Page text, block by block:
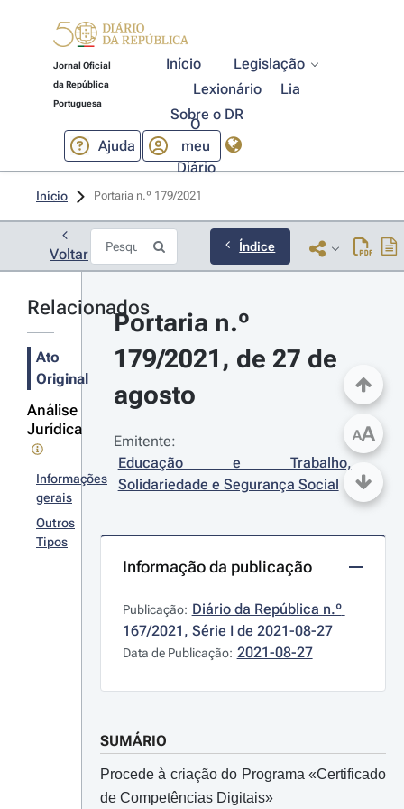
Jornal Oficial
da República
Portuguesa
Início
Legislação
Lexionário
Lia
Sobre o DR
Ajuda
O
meu
Diário
Início Portaria n.º 179/2021
Voltar Índice
Relacionados
Ato
Original
Análise
Jurídica
Informações
gerais
Outros
Tipos
Portaria n.º
179/2021, de 27 de
agosto
Emitente:
Educação e Trabalho,
Solidariedade e Segurança Social
Informação da publicação
Publicação: Diário da República n.º
167/2021, Série I de 2021-08-27
Data de Publicação: 2021-08-27
SUMÁRIO
Procede à criação do Programa «Certificado
de Competências Digitais»
AA